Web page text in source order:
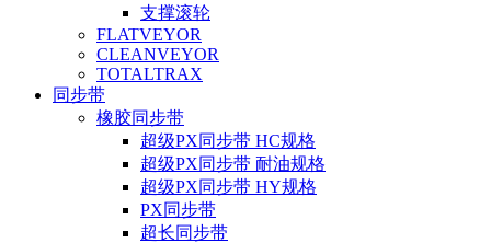
支撑滚轮
FLATVEYOR
CLEANVEYOR
TOTALTRAX
同步带
橡胶同步带
超级PX同步带 HC规格
超级PX同步带 耐油规格
超级PX同步带 HY规格
PX同步带
超长同步带